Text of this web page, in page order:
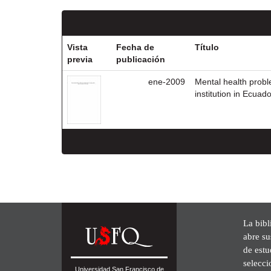
Vista
previa
Fecha de
publicación
Título
ene-2009
Mental health
institution in
Universidad San Francisco de
La
abre
de